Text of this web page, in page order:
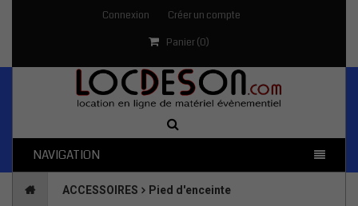
Connexion
Créer un compte
Panier (0)
NAVIGATION
ACCESSOIRES Pied d'enceinte